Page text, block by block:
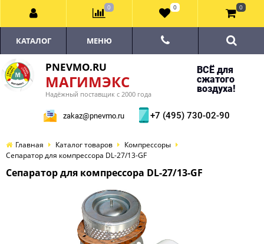
PNEVMO.RU
МАГИМЭКС
Надёжный поставщик с 2000 года
ВСЁ для
сжатого
воздуха!
zakaz@pnevmo.ru +7 (495) 730-02-90
КАТАЛОГ МЕНЮ
Главная Каталог товаров
Компрессоры
Сепаратор для компрессора DL-27/13-GF
Сепаратор для компрессора DL-27/13-GF
0 0 0